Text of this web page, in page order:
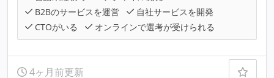
B2Bのサービスを運営
自社サービスを開発
CTOがいる
オンラインで選考が受けられる
4ヶ月前更新